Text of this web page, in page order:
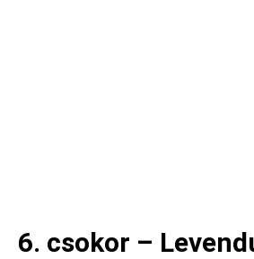
6. csokor –